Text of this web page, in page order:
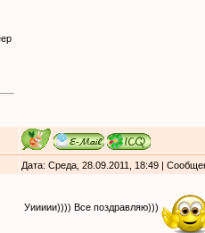
Дата: Среда, 28.09.2011, 18:49 |
Уиииии)))) Все поздравляю)))